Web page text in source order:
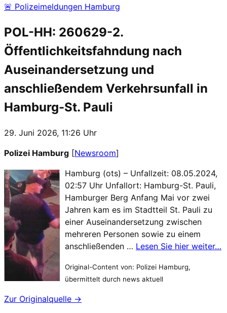
🚨 Polizeimeldungen Hamburg
POL-HH: 260629-2.
Öffentlichkeitsfahndung nach
Auseinandersetzung und
anschließendem Verkehrsunfall in
Hamburg-St. Pauli
29. Juni 2026, 11:26 Uhr
Polizei Hamburg [Newsroom]
Hamburg (ots) – Unfallzeit: 08.05.2024,
02:57 Uhr Unfallort: Hamburg-St. Pauli,
Hamburger Berg Anfang Mai vor zwei
Jahren kam es im Stadtteil St. Pauli zu
einer Auseinandersetzung zwischen
mehreren Personen sowie zu einem
anschließenden … Lesen Sie hier weiter…
Original-Content von: Polizei Hamburg,
übermittelt durch news aktuell
Zur Originalquelle →